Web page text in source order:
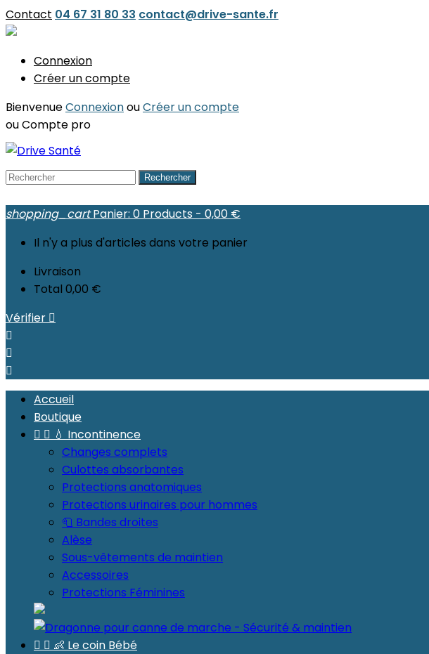
Contact 04 67 31 80 33 contact@drive-sante.fr
Connexion
Créer un compte
BienvenueConnexionouCréer un compte
ouCompte pro
Rechercher
shopping_cart Panier: 0 Products - 0,00 €
Il n'y a plus d'articles dans votre panier
Livraison
Total 0,00 €
Vérifier 



Accueil
Boutique
  💧 Incontinence
Changes complets
Culottes absorbantes
Protections anatomiques
Protections urinaires pour hommes
🧻 Bandes droites
Alèse
Sous-vêtements de maintien
Accessoires
Protections Féminines
  👶 Le coin Bébé